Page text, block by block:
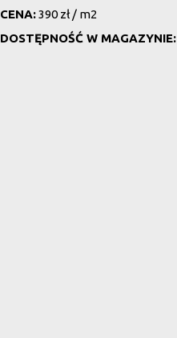
CENA:390 zł / m2
DOSTĘPNOŚĆ W MAGAZYNIE: